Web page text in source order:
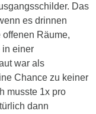
Das
es drinnen
Räume,
in einer
war als
Chance zu keiner
musste 1x pro
dann